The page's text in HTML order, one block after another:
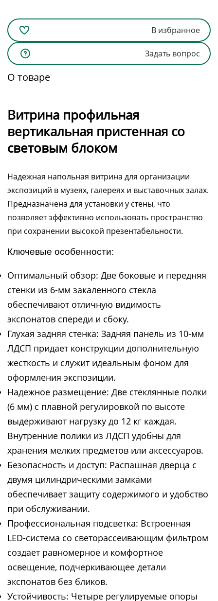
В избранное
Задать вопрос
О товаре
Витрина профильная
вертикальная пристенная со
световым блоком
Надежная напольная витрина для организации
экспозиций в музеях, галереях и выставочных залах.
Предназначена для установки у стены, что
позволяет эффективно использовать пространство
при сохранении высокой презентабельности.
Ключевые особенности:
Оптимальный обзор: Две боковые и передняя
стенки из 6-мм закаленного стекла
обеспечивают отличную видимость
экспонатов спереди и сбоку.
Глухая задняя стенка: Задняя панель из 10-мм
ЛДСП придает конструкции дополнительную
жесткость и служит идеальным фоном для
оформления экспозиции.
Надежное размещение: Две стеклянные полки
(6 мм) с плавной регулировкой по высоте
выдерживают нагрузку до 12 кг каждая.
Внутренние полики из ЛДСП удобны для
хранения мелких предметов или аксессуаров.
Безопасность и доступ: Распашная дверца с
двумя цилиндрическими замками
обеспечивает защиту содержимого и удобство
при обслуживании.
Профессиональная подсветка: Встроенная
LED-система со светорассеивающим фильтром
создает равномерное и комфортное
освещение, подчеркивающее детали
экспонатов без бликов.
Устойчивость: Четыре регулируемые опоры